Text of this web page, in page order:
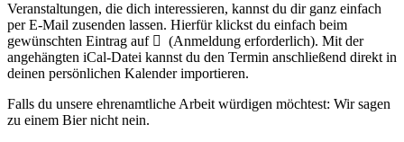
Veranstaltungen, die dich interessieren, kannst du dir ganz einfach
per E‑Mail zusenden lassen. Hierfür klickst du einfach beim
gewünschten Eintrag auf
(Anmeldung erforderlich). Mit der
angehängten iCal-Datei kannst du den Termin anschließend direkt in
deinen persönlichen Kalender importieren.
Falls du unsere ehrenamtliche Arbeit würdigen möchtest: Wir sagen
zu einem Bier nicht nein.